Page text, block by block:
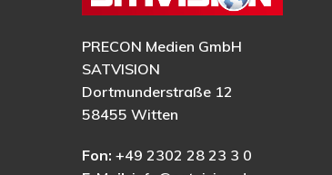
PRECON Medien GmbH
SATVISION
Dortmunderstraße 12
58455 Witten
Fon: +49 2302 28 23 3 0